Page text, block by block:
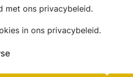
met ons privacybeleid.
in ons privacybeleid.en volg